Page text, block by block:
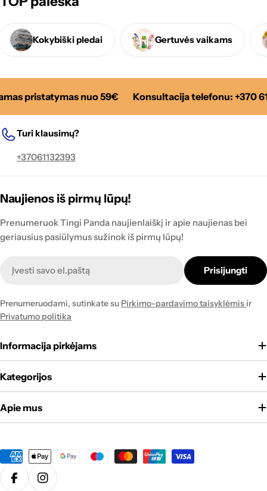
Kokybiški pledai Gertuvės vaikams
pristatymas nuo 59€ Konsultacija telefonu: +370
Turi klausimų?
+37061132393
Naujienos iš pirmų lūpų!
Prenumeruok Tingi Panda naujienlaiškį ir apie naujienas bei
geriausius pasiūlymus sužinok iš pirmų lūpų!
Prisijungti
Prenumeruodami, sutinkate su Pirkimo-pardavimo taisyklėmis ir
Privatumo politika
Informacija pirkėjams
Kategorijos
Apie mus
Apmokėjimo
būdai
Translation missing: lt.general.social.links.facebook
Translation missing: lt.general.social.links.instagram